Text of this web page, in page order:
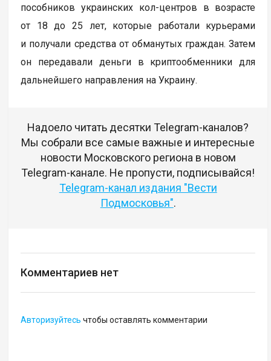
пособников украинских кол-центров в возрасте
от 18 до 25 лет, которые работали курьерами
и получали средства от обманутых граждан. Затем
он передавали деньги в криптообменники для
дальнейшего направления на Украину.
Надоело читать десятки Telegram-каналов?
Мы собрали все самые важные и интересные
новости Московского региона в новом
Telegram-канале. Не пропусти, подписывайся!
Telegram-канал издания "Вести
Подмосковья".
Комментариев нет
Авторизуйтесь чтобы оставлять комментарии